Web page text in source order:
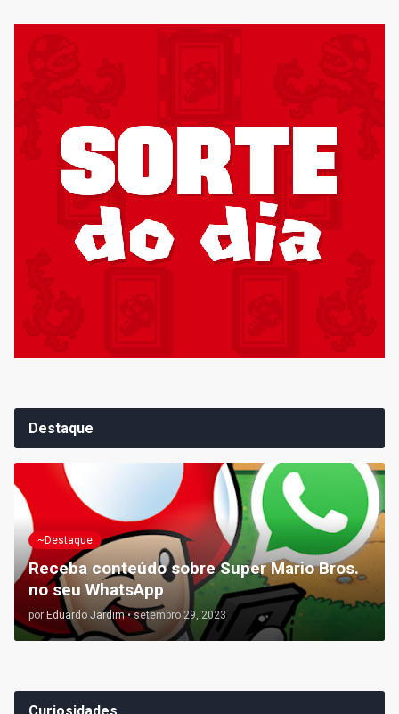
Destaque
~Destaque
Receba conteúdo sobre Super Mario Bros.
no seu WhatsApp
por Eduardo Jardim • setembro 29, 2023